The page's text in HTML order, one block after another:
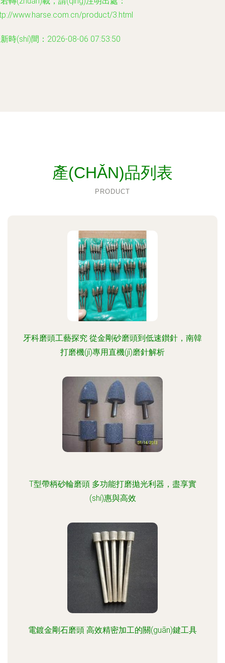
www.harse.com.cn/product/3.html
時(shí)間：2026-08-06 07:53:50
產(CHǍN)品列表
PRODUCT
牙科磨頭工藝探究 從金剛砂磨頭到低速鑚針，南韓
打磨機(jī)專用直機(jī)磨針解析
T型帶柄砂輪磨頭 多功能打磨拋光利器，盡享實
(shí)惠與高效
電鍍金剛石磨頭 高效精密加工的關(guān)鍵工具